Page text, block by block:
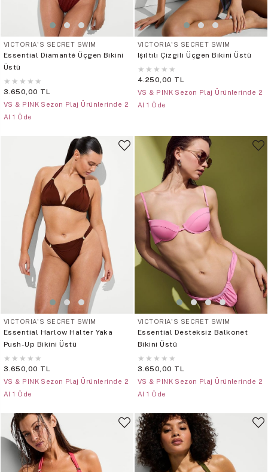
VICTORIA'S SECRET SWIM
Essential Diamanté Üçgen Bikini
Üstü
★ ★ ★ ★ ★
3.650,00 TL
VS & PINK Sezon Plaj Ürünlerinde 2
Al 1 Öde
VICTORIA'S SECRET SWIM
Işıltılı Çizgili Üçgen Bikini Üstü
★ ★ ★ ★ ★
4.250,00 TL
VS & PINK Sezon Plaj Ürünlerinde 2
Al 1 Öde
VICTORIA'S SECRET SWIM
Essential Harlow Halter Yaka
Push-Up Bikini Üstü
★ ★ ★ ★ ★
3.650,00 TL
VS & PINK Sezon Plaj Ürünlerinde 2
Al 1 Öde
VICTORIA'S SECRET SWIM
Essential Desteksiz Balkonet
Bikini Üstü
★ ★ ★ ★ ★
3.650,00 TL
VS & PINK Sezon Plaj Ürünlerinde 2
Al 1 Öde